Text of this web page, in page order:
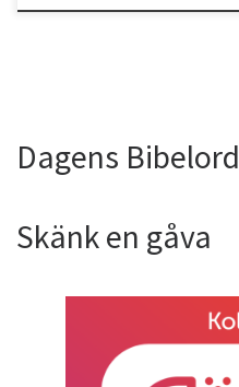
Dagens Bibelord
Skänk en gåva